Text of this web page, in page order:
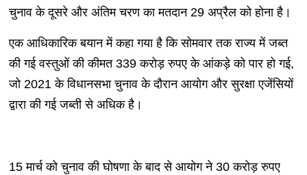
चुनाव के दूसरे और अंतिम चरण का मतदान 29 अप्रैल को होना है।
एक आधिकारिक बयान में कहा गया है कि सोमवार तक राज्य में जब्त
की गई वस्तुओं की कीमत 339 करोड़ रुपए के आंकड़े को पार हो गई,
जो 2021 के विधानसभा चुनाव के दौरान आयोग और सुरक्षा एजेंसियों
द्वारा की गई जब्ती से अधिक है।
15 मार्च को चुनाव की घोषणा के बाद से आयोग ने 30 करोड़ रुपए